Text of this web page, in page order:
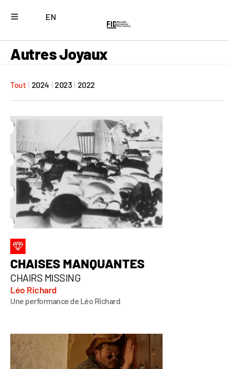
EN
Autres Joyaux
Tout | 2024 2023 | 2022
CHAISES MANQUANTES
CHAIRS MISSING
Léo Richard
Une performance de Léo Richard